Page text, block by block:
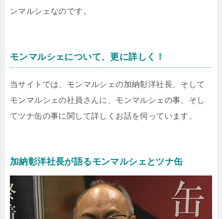
ンマルシェなのです。
モンマルシェについて、更に詳しく！
当サイトでは、モンマルシェの加納彰洋社長、そして
モンマルシェの社員さんに、モンマルシェの事、そし
てツナ缶の事に関して詳しくお話を伺っています。
加納彰洋社長が語るモンマルシェとツナ缶